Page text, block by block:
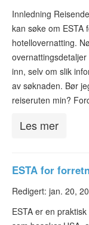
Innledning
kan søke om ESTA
hotellovernatting.
inn, selv om slik
av søknaden. Bør
reiseruten min?
Les mer
ESTA for
Redigert: jan. 20,
ESTA er en